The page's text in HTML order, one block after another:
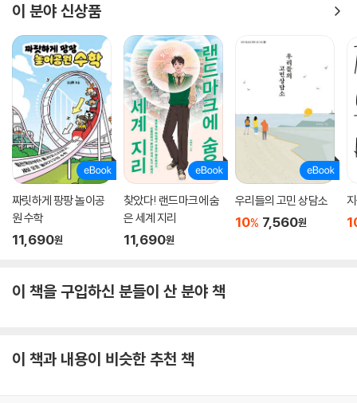
이 분야 신상품
짜릿하게 팡팡 놀이공
원 수학
11,690원
찾았다! 랜드마크에 숨
은 세계 지리
11,690원
우리들의 고민 상담소
10% 7,560원
이 책을 구입하신 분들이 산 분야 책
이 책과 내용이 비슷한 추천 책